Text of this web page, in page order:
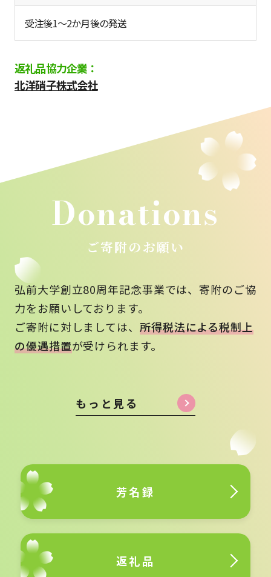
受注後1～2か月後の発送
返礼品協力企業：
北洋硝子株式会社
Donations
ご寄附のお願い
弘前大学創立80周年記念事業では、寄附のご協
力をお願いしております。
ご寄附に対しましては、 所得税法による税制上
の優遇措置が受けられます。
もっと見る
芳名録
返礼品